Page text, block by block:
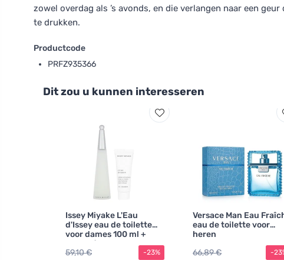
zowel overdag als ’s avonds, en die verlangen naar een
te drukken.
Productcode
PRFZ935366
Dit zou u kunnen interesseren
Issey Miyake L'Eau
d'Issey eau de toilette
voor dames 100 ml +
bodycrème
59,10 €
-23%
Versace Man Eau
eau de toilette voor
heren
66,89 €
-